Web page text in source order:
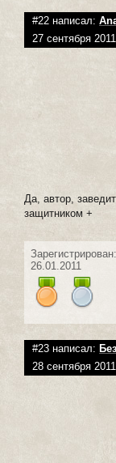
#22 написал:
27 сентября
Да, автор,
защитником +
Зарегистрирован:
26.01.2011
#23 написал:
28 сентября